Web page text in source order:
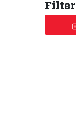
Filter